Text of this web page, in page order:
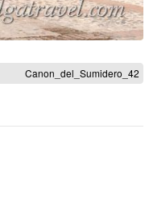
Canon_del_Sumidero_42